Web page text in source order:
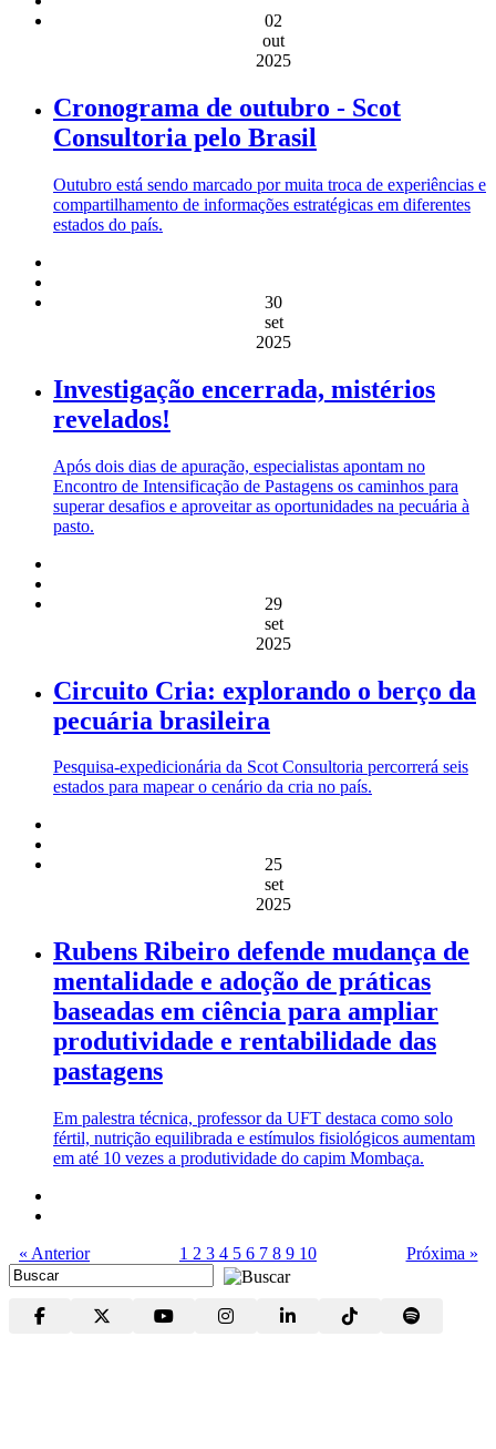
02
out
2025
Cronograma de outubro - Scot
Consultoria pelo Brasil
Outubro está sendo marcado por muita troca de experiências e
compartilhamento de informações estratégicas em diferentes
estados do país.
30
set
2025
Investigação encerrada, mistérios
revelados!
Após dois dias de apuração, especialistas apontam no
Encontro de Intensificação de Pastagens os caminhos para
superar desafios e aproveitar as oportunidades na pecuária à
pasto.
29
set
2025
Circuito Cria: explorando o berço da
pecuária brasileira
Pesquisa-expedicionária da Scot Consultoria percorrerá seis
estados para mapear o cenário da cria no país.
25
set
2025
Rubens Ribeiro defende mudança de
mentalidade e adoção de práticas
baseadas em ciência para ampliar
produtividade e rentabilidade das
pastagens
Em palestra técnica, professor da UFT destaca como solo
fértil, nutrição equilibrada e estímulos fisiológicos aumentam
em até 10 vezes a produtividade do capim Mombaça.
« Anterior 1 2 3 4 5 6 7 8 9 10 Próxima »